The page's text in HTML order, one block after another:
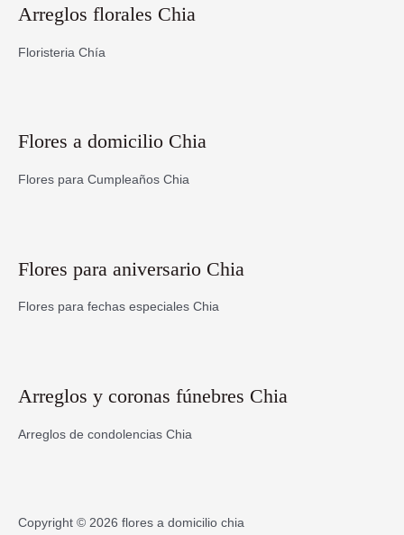
Arreglos florales Chia
Floristeria Chía
Flores a domicilio Chia
Flores para Cumpleaños Chia
Flores para aniversario Chia
Flores para fechas especiales Chia
Arreglos y coronas fúnebres Chia
Arreglos de condolencias Chia
Copyright © 2026 flores a domicilio chia